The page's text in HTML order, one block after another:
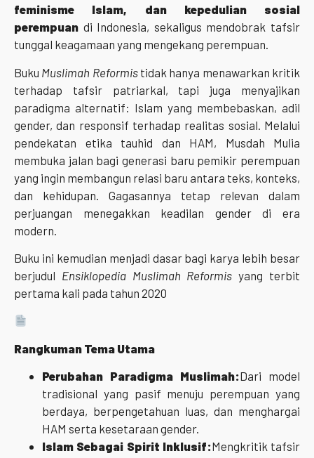
feminisme Islam, dan kepedulian sosial
perempuan di Indonesia, sekaligus mendobrak tafsir
tunggal keagamaan yang mengekang perempuan.
Buku Muslimah Reformistidak hanya menawarkan kritik
terhadap tafsir patriarkal, tapi juga menyajikan
paradigma alternatif: Islam yang membebaskan, adil
gender, dan responsif terhadap realitas sosial. Melalui
pendekatan etika tauhid dan HAM, Musdah Mulia
membuka jalan bagi generasi baru pemikir perempuan
yang ingin membangun relasi baru antara teks, konteks,
dan kehidupan. Gagasannya tetap relevan dalam
perjuangan menegakkan keadilan gender di era
modern.
Buku ini kemudian menjadi dasar bagi karya lebih besar
berjudul Ensiklopedia Muslimah Reformis yang terbit
pertama kali pada tahun 2020
Rangkuman Tema Utama
Perubahan Paradigma Muslimah:Dari model
tradisional yang pasif menuju perempuan yang
berdaya, berpengetahuan luas, dan menghargai
HAM serta kesetaraan gender.
Islam Sebagai Spirit Inklusif:Mengkritik tafsir